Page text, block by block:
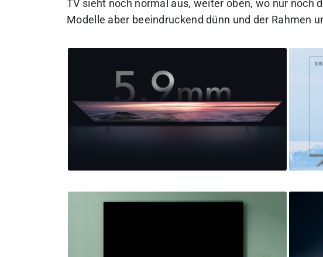
TV sieht noch normal aus, weiter oben, wo nur noch
Modelle aber beeindruckend dünn und der Rahmen